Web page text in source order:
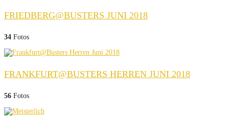
FRIEDBERG@BUSTERS JUNI 2018
34 Fotos
FRANKFURT@BUSTERS HERREN JUNI 2018
56 Fotos